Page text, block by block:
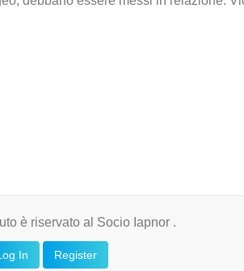
è riservato al Socio Iapnor .
In Register